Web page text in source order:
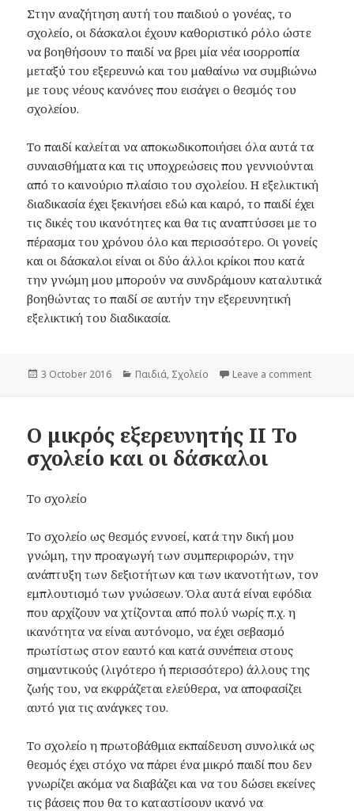
Στην αναζήτηση αυτή του παιδιού ο γονέας, το
σχολείο, οι δάσκαλοι έχουν καθοριστικό ρόλο ώστε
να βοηθήσουν το παιδί να βρει μία νέα ισορροπία
μεταξύ του εξερευνώ και του μαθαίνω να συμβιώνω
με τους νέους κανόνες που εισάγει ο θεσμός του
σχολείου.
Το παιδί καλείται να αποκωδικοποιήσει όλα αυτά τα
συναισθήματα και τις υποχρεώσεις που γεννιούνται
από το καινούριο πλαίσιο του σχολείου. Η εξελικτική
διαδικασία έχει ξεκινήσει εδώ και καιρό, το παιδί έχει
τις δικές του ικανότητες και θα τις αναπτύσσει με το
πέρασμα του χρόνου όλο και περισσότερο. Οι γονείς
και οι δάσκαλοι είναι οι δύο άλλοι κρίκοι που κατά
την γνώμη μου μπορούν να συνδράμουν καταλυτικά
βοηθώντας το παιδί σε αυτήν την εξερευνητική
εξελικτική του διαδικασία.
Posted
3 October 2016 Categories
Παιδιά, Σχολείο Leave a comment
Ο μικρός εξερευνητής II Το
σχολείο και οι δάσκαλοι
Το σχολείο
Το σχολείο ως θεσμός εννοεί, κατά την δική μου
γνώμη, την προαγωγή των συμπεριφορών, την
ανάπτυξη των δεξιοτήτων και των ικανοτήτων, τον
εμπλουτισμό των γνώσεων. Όλα αυτά είναι εφόδια
που αρχίζουν να χτίζονται από πολύ νωρίς π.χ. η
ικανότητα να είναι αυτόνομο, να έχει σεβασμό
πρωτίστως στον εαυτό και κατά συνέπεια στους
σημαντικούς (λιγότερο ή περισσότερο) άλλους της
ζωής του, να εκφράζεται ελεύθερα, να αποφασίζει
αυτό για τις ανάγκες του.
Το σχολείο η πρωτοβάθμια εκπαίδευση συνολικά ως
θεσμός έχει στόχο να πάρει ένα μικρό παιδί που δεν
γνωρίζει ακόμα να διαβάζει και να του δώσει εκείνες
τις βάσεις που θα το καταστίσουν ικανό να